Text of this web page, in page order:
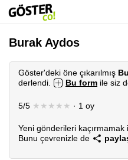
Burak Aydos
Göster'deki öne çıkarılmış
derlendi.
Bu form ile siz
5/5 ★★★★★ · 1 oy
Yeni gönderileri kaçırmamak
Bunu çevrenizle de